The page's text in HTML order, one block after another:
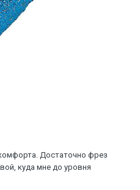
Достаточно фрез
куда мне до уровня